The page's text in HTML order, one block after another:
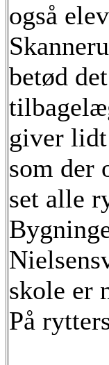
også
betød
giver lidt
som der
set alle
skole er
På